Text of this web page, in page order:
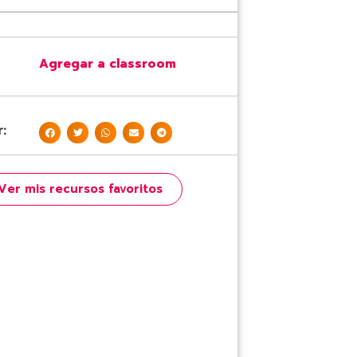
Agregar a classroom
mis recursos favoritos